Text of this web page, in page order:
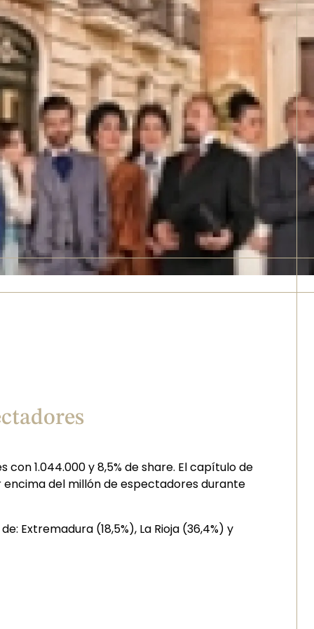
1.044.000 y 8,5% de share. El capítulo de
encima del millón de espectadores durante
Extremadura (18,5%), La Rioja (36,4%) y